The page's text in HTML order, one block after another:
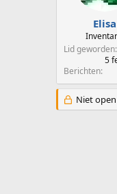
Elisa
Lid geworden
5
Berichten
Niet